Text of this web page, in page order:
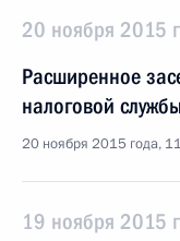
20 ноября 2015
Расширенное
налоговой службы
20 ноября 2015 года,
19 ноября 2015